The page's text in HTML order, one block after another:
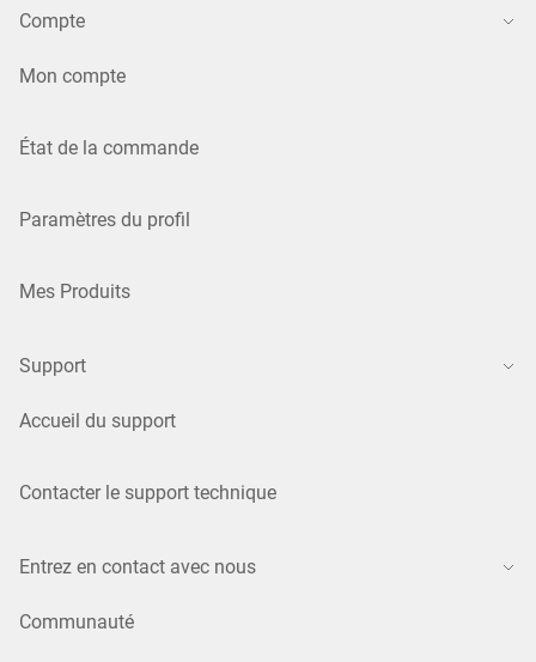
Compte
Mon compte
État de la commande
Paramètres du profil
Mes Produits
Support
Accueil du support
Contacter le support technique
Entrez en contact avec nous
Communauté